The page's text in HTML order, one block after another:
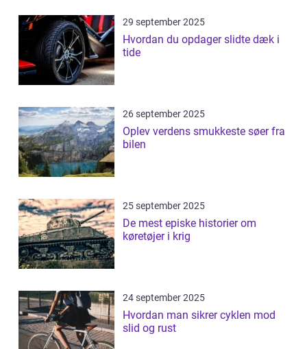
29 september 2025
Hvordan du opdager slidte dæk i
tide
26 september 2025
Oplev verdens smukkeste søer fra
bilen
25 september 2025
De mest episke historier om
køretøjer i krig
24 september 2025
Hvordan man sikrer cyklen mod
slid og rust